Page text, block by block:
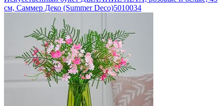
см, Саммер Деко (Summer Deco)5010034